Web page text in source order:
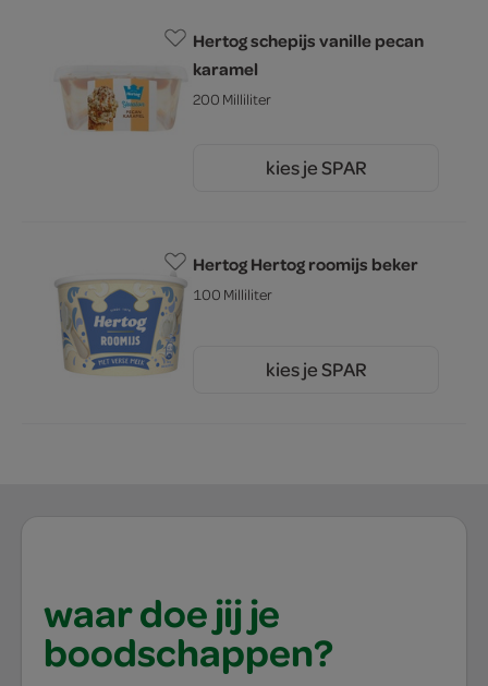
Hertog schepijs vanille pecan
karamel
200 Milliliter
kies je SPAR
Hertog Hertog roomijs beker
100 Milliliter
kies je SPAR
waar doe jij je
boodschappen?